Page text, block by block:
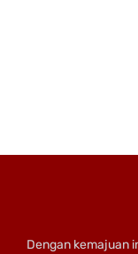
Dengan kemajuan